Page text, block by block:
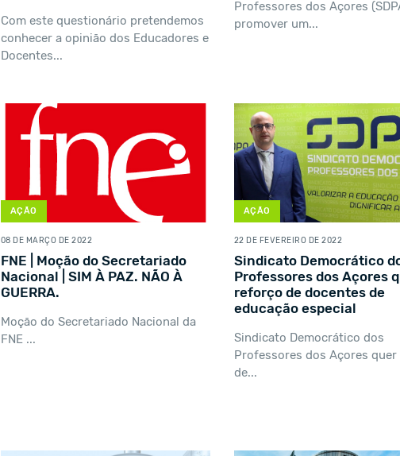
Com este questionário pretendemos
conhecer a opinião dos Educadores e
Docentes...
Professores dos Açores
promover um...
AÇÃO
08 DE MARÇO DE 2022
FNE | Moção do Secretariado
Nacional | SIM À PAZ. NÃO À
GUERRA.
Moção do Secretariado Nacional da
FNE ...
AÇÃO
22 DE FEVEREIRO DE 2022
Sindicato Democrático
Professores dos Açores
reforço de docentes de
educação especial
Sindicato Democrático dos
Professores dos Açores
de...